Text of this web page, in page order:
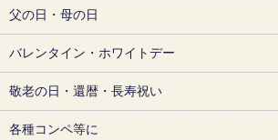
父の日・母の日
バレンタイン・ホワイトデー
敬老の日・還暦・長寿祝い
各種コンペ等に